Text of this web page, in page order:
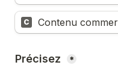
C Contenu
Précisez *